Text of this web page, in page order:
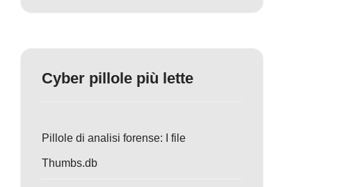
Cyber pillole più lette
Pillole di analisi forense: I file
Thumbs.db